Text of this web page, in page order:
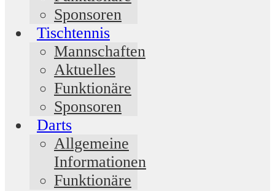
Sponsoren
Tischtennis
Mannschaften
Aktuelles
Funktionäre
Sponsoren
Darts
Allgemeine
Informationen
Funktionäre